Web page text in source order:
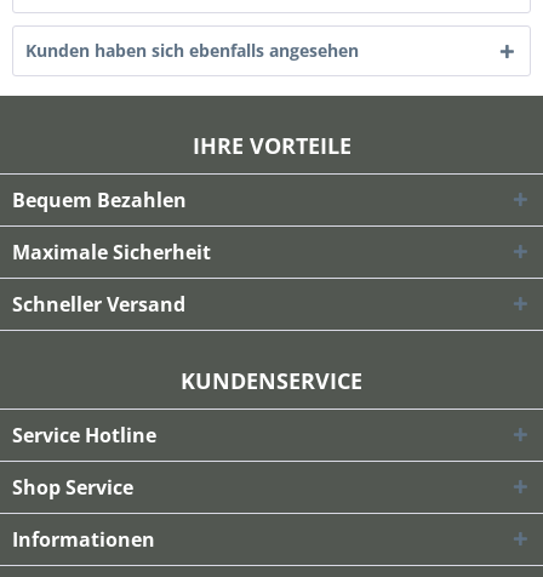
Kunden haben sich ebenfalls angesehen
IHRE VORTEILE
Bequem Bezahlen
Maximale Sicherheit
Schneller Versand
KUNDENSERVICE
Service Hotline
Shop Service
Informationen